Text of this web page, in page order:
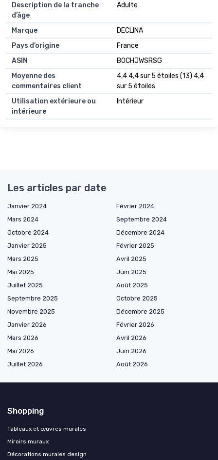
Description de la tranche
d’âge
Adulte
Marque
DECLINA
Pays d’origine
France
ASIN
B0CHJWSRSG
Moyenne des
commentaires client
4,4 4,4 sur 5 étoiles (13) 4,4
sur 5 étoiles
Utilisation extérieure ou
intérieure
Intérieur
Les articles par date
Janvier 2024
Février 2024
Mars 2024
Septembre 2024
Octobre 2024
Décembre 2024
Janvier 2025
Février 2025
Mars 2025
Avril 2025
Mai 2025
Juin 2025
Juillet 2025
Août 2025
Septembre 2025
Octobre 2025
Novembre 2025
Décembre 2025
Janvier 2026
Février 2026
Mars 2026
Avril 2026
Mai 2026
Juin 2026
Juillet 2026
Août 2026
Shopping
Tableaux et œuvres murales
Miroirs muraux
Décorations murales design